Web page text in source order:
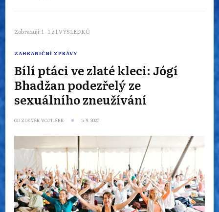
Zobrazuji: 1 - 1 z 1 VÝSLEDKŮ
ZAHRANIČNÍ ZPRÁVY
Bílí ptáci ve zlaté kleci: Jógí
Bhadžan podezřelý ze
sexuálního zneužívání
OD ZDENĚK VOJTÍŠEK 5. 9. 2020